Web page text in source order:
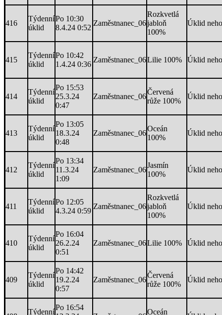
416
Týdenní
úklid
Po 10:30
8.4.24 0:52
Zaměstnanec_06
Rozkvetlá
jabloň
100%
Úklid
415
Týdenní
úklid
Po 10:42
1.4.24 0:36
Zaměstnanec_06Lilie 100% Úklid
414
Týdenní
úklid
Po 15:53
25.3.24
0:47
Zaměstnanec_06
Červená
růže 100%
Úklid
413
Týdenní
úklid
Po 13:05
18.3.24
0:48
Zaměstnanec_06
Oceán
100%
Úklid
412
Týdenní
úklid
Po 13:34
11.3.24
1:09
Zaměstnanec_06
Jasmín
100%
Úklid
411
Týdenní
úklid
Po 12:05
4.3.24 0:59
Zaměstnanec_06
Rozkvetlá
jabloň
100%
Úklid
410
Týdenní
úklid
Po 16:04
26.2.24
0:51
Zaměstnanec_06Lilie 100% Úklid
409
Týdenní
úklid
Po 14:42
19.2.24
0:57
Zaměstnanec_06
Červená
růže 100%
Úklid
Týdenní
Po 16:54
Oceán